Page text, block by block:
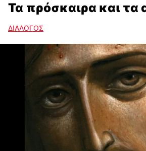
Τα πρόσκαιρα και τα
ΔΙΑΛΟΓΟΣ